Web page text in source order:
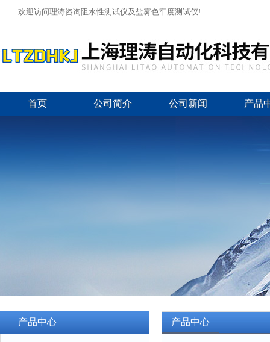
欢迎访问理涛咨询阻水性测试仪及盐雾色牢度测试仪!
首页 公司简介 公司新闻 产品
产品中心 产品中心